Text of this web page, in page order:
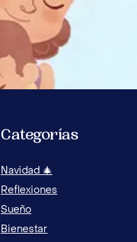
Categorías
Navidad 🎄
Reflexiones
Sueño
Bienestar